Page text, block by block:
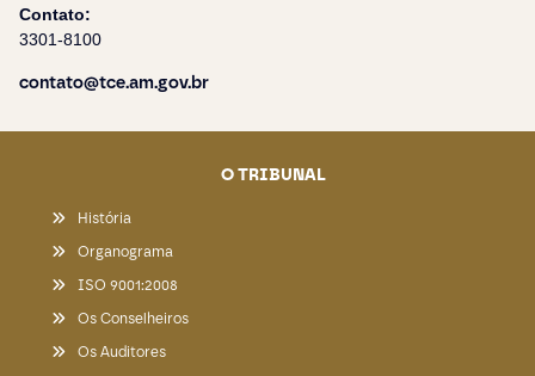
Contato:
3301-8100
contato@tce.am.gov.br
O TRIBUNAL
História
Organograma
ISO 9001:2008
Os Conselheiros
Os Auditores